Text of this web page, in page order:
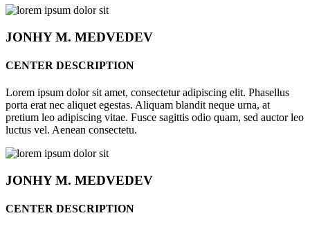
JONHYM. MEDVEDEV
CENTER DESCRIPTION
Lorem ipsum dolor sit amet, consectetur adipiscing elit. Phasellus
porta erat nec aliquet egestas. Aliquam blandit neque urna, at
pretium leo adipiscing vitae. Fusce sagittis odio quam, sed auctor leo
luctus vel. Aenean consectetu.
JONHYM. MEDVEDEV
CENTER DESCRIPTION